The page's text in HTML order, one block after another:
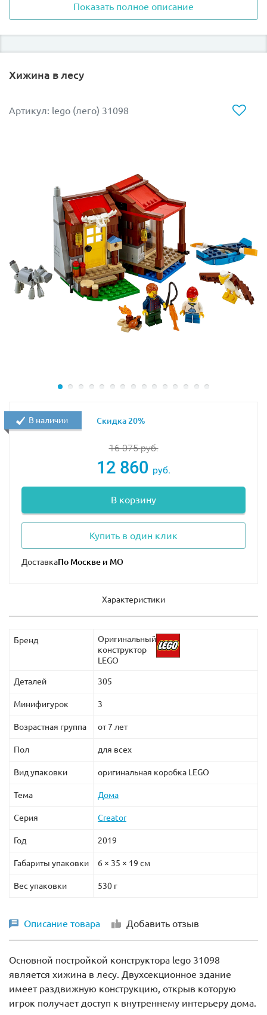
построй три локации для самых увлекательных игр.
Кроме домика ты соберешь еще и пиратский корабль
с бушпритом. Игрушечный мишка тоже составит
компанию на палубе. Не забудь карту, где указано
надежных руках, а в подзорную трубу легко
какие сокровища там хранятся. Только успей отбиться
от большого черного паука, который стремится
опутать все своей паутиной.
В набор Лего Креатор В поисках сокровищ входят
аксессуары для игры в пиратов: сундук сокровищ с
открывающейся крышкой, пиратская шляпа с
«Веселым Роджером», две сабли, карта клада,
подзорная труба, качели-колесо, паук и игрушечный
медведь. Есть две минифигурки: мальчика и девочки.
Размеры набора lego 31078 В поисках сокровищ в
Пиратский корабль — 11×22×7 см;
Показать полное описание
Хижина в лесу
Артикул: lego (лего) 31098
16 075руб.
12 860 руб.
В корзину
Купить в один клик
Доставка
В наличии Скидка 20%
Характеристики
Бренд
Оригинальный
конструктор
LEGO
Деталей 305
Минифигурок 3
Возрастная группа от 7 лет
Пол для всех
Вид упаковки оригинальная коробка LEGO
Тема Дома
Серия Creator
Год 2019
Габариты упаковки 6 × 35 × 19 см
Вес упаковки 530 г
Описание товара Добавить отзыв
Основной постройкой конструктора lego 31098
является хижина в лесу. Двухсекционное здание
имеет раздвижную конструкцию, открыв которую
игрок получает доступ к внутреннему интерьеру дома.